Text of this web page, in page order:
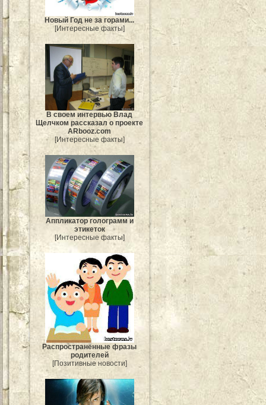
Новый Год не за горами...
[Интересные факты]
В своем интервью Влад
Щелчком рассказал о проекте
ARbooz.com
[Интересные факты]
Аппликатор голограмм и
этикеток
[Интересные факты]
Распространённые фразы
родителей
[Позитивные новости]